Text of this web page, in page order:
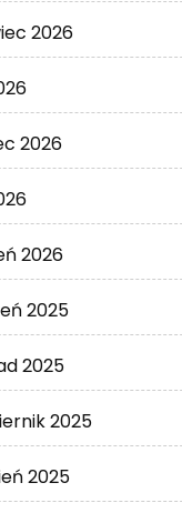
2026
2026
2026
2025
2025
2025
2025